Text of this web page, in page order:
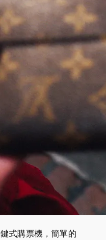
式購票機，簡單的